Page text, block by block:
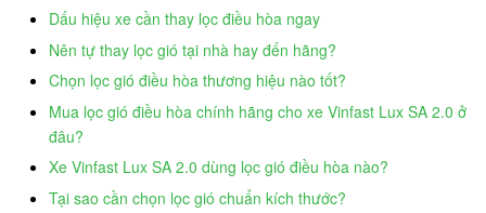
Dấu hiệu xe cần thay lọc điều hòa ngay
Nên tự thay lọc gió tại nhà hay đến hãng?
Chọn lọc gió điều hòa thương hiệu nào tốt?
Mua lọc gió điều hòa chính hãng cho xe Vinfast Lux SA 2.0 ở
đâu?
Xe Vinfast Lux SA 2.0 dùng lọc gió điều hòa nào?
Tại sao cần chọn lọc gió chuẩn kích thước?